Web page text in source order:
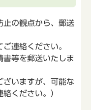
止の観点から、郵送
連絡ください。
書等を郵送いたしま
ざいますが、可能な
ください。）